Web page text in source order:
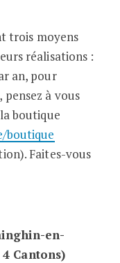
trois moyens
réalisations :
an, pour
à vous
boutique
boutique
Faites-vous
en-
Cantons)